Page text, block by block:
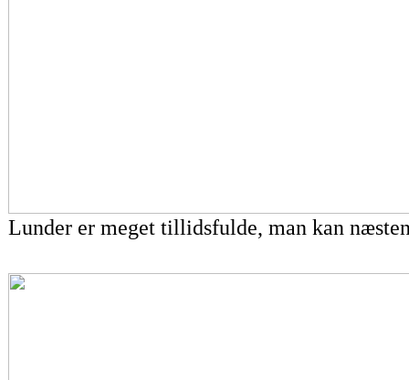
Lunder er meget tillidsfulde, man kan